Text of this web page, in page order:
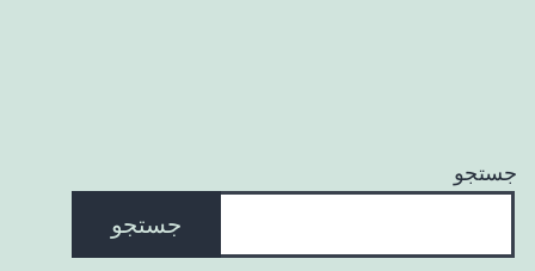
جستجو
جستجو